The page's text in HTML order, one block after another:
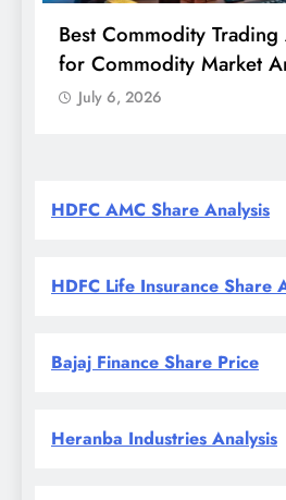
Best Commodity
for Commodity Market
July 6, 2026
HDFC AMC Share Analysis
HDFC Life Insurance Share
Bajaj Finance Share Price
Heranba Industries Analysis